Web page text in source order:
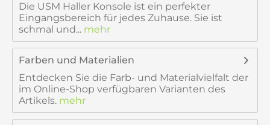
Die USM Haller Konsole ist ein perfekter
Eingangsbereich für jedes Zuhause. Sie ist
schmal und... mehr
Farben und Materialien
Entdecken Sie die Farb- und Materialvielfalt der
im Online-Shop verfügbaren Varianten des
Artikels. mehr